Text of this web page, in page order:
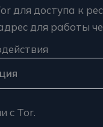
для доступа к
для работы
с Tor.